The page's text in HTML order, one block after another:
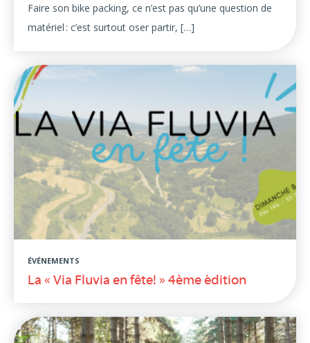
Faire son bike packing, ce n’est pas qu’une question de
matériel : c’est surtout oser partir, […]
ÉVÉNEMENTS
La « Via Fluvia en fête! » 4ème édition